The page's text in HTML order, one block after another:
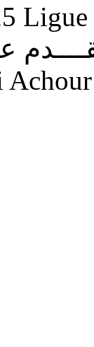
2010-
W11